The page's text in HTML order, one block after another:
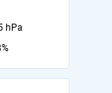
hPa